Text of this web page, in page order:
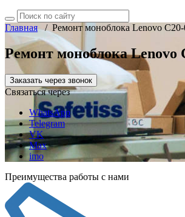
Главная/ Ремонт моноблока Lenovo
Ремонт моноблока Lenovo
Заказать через звонок
Связаться через
WhatsApp
Telegram
VK
Max
imo
Преимущества работы с нами